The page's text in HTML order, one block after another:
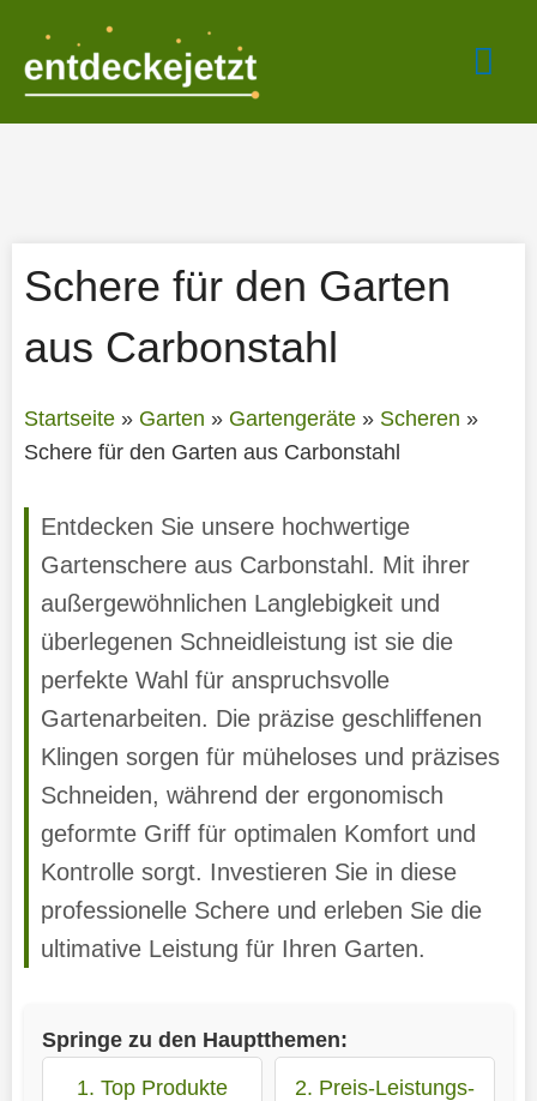
springen
Schere für den Garten
aus Carbonstahl
Startseite» Garten » Gartengeräte» Scheren »
Schere für den Garten aus Carbonstahl
Entdecken Sie unsere hochwertige
Gartenschere aus Carbonstahl. Mit ihrer
außergewöhnlichen Langlebigkeit und
überlegenen Schneidleistung ist sie die
perfekte Wahl für anspruchsvolle
Gartenarbeiten. Die präzise geschliffenen
Klingen sorgen für müheloses und präzises
Schneiden, während der ergonomisch
geformte Griff für optimalen Komfort und
Kontrolle sorgt. Investieren Sie in diese
professionelle Schere und erleben Sie die
ultimative Leistung für Ihren Garten.
Springe zu den Hauptthemen:
1. Top Produkte
2. Preis-Leistungs-